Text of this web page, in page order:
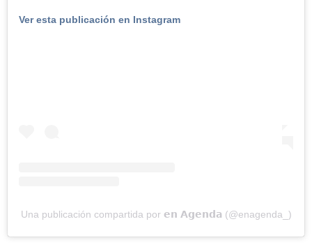
Ver esta publicación en Instagram
Una publicación compartida por 𝗲𝗻 𝗔𝗴𝗲𝗻𝗱𝗮 (@enagenda_)